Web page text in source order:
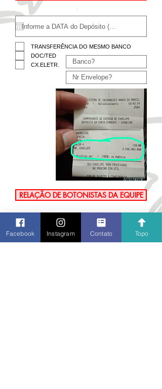
TRANSFERÊNCIA DO MESMO BANCO
DOC/TED
CX.ELETR.
RELAÇÃO DE BOTONISTAS DA EQUIPE
Facebook Instagram Contato Topo